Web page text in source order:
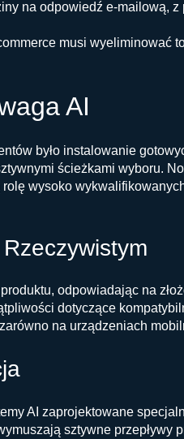
na odpowiedź e-mailową, z
musi wyeliminować
AI
było instalowanie
ścieżkami wyboru.
wysoko
odpowiadając na
dotyczące
na urządzeniach
AI zaprojektowane
sztywne przepływy